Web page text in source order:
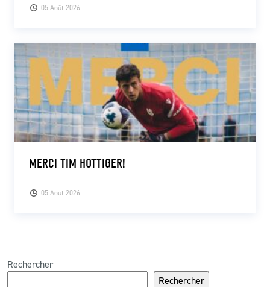
05 Août 2026
05 Août 2026
MERCI TIM HOTTIGER!
Rechercher
Rechercher